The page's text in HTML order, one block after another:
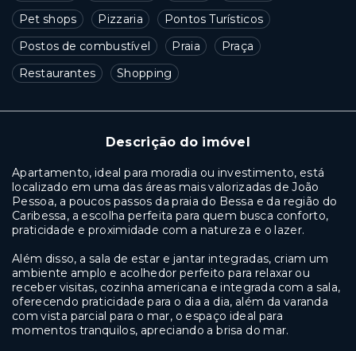
Pet shops
Pizzaria
Pontos Turísticos
Postos de combustível
Praia
Praça
Restaurantes
Shopping
Descrição do imóvel
Apartamento, ideal para moradia ou investimento, está
localizado em uma das áreas mais valorizadas de João
Pessoa, a poucos passos da praia do Bessa e da região do
Caribessa, a escolha perfeita para quem busca conforto,
praticidade e proximidade com a natureza e o lazer.
Além disso, a sala de estar e jantar integradas, criam um
ambiente amplo e acolhedor perfeito para relaxar ou
receber visitas, cozinha americana e integrada com a sala,
oferecendo praticidade para o dia a dia, além da varanda
com vista parcial para o mar, o espaço ideal para
momentos tranquilos, apreciando a brisa do mar.